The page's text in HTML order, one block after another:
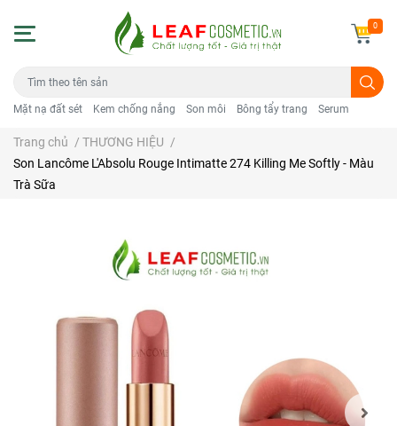
Mặt nạ đất sét Kem chống nắng Son môi Bông tẩy trang Serum
0
Trang chủ / THƯƠNG HIỆU /
Son Lancôme L'Absolu Rouge Intimatte 274 Killing Me Softly - Màu
Trà Sữa